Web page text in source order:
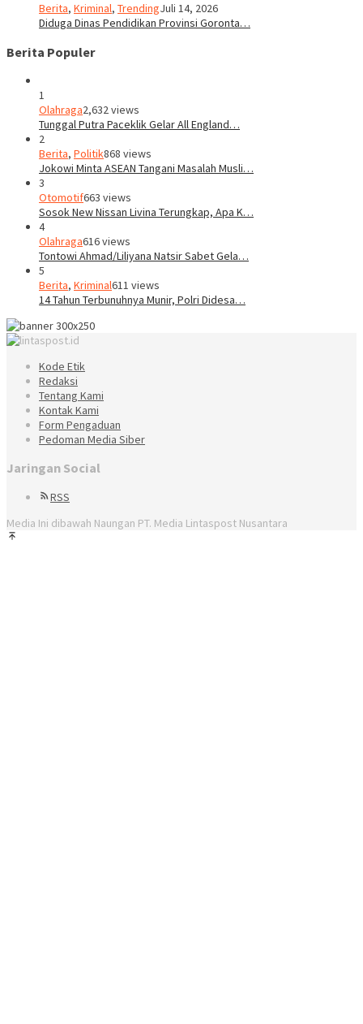
Berita, Kriminal, TrendingJuli 14, 2026
Diduga Dinas Pendidikan Provinsi Goronta…
Berita Populer
1
Olahraga2,632 views
Tunggal Putra Paceklik Gelar All England…
2
Berita, Politik868 views
Jokowi Minta ASEAN Tangani Masalah Musli…
3
Otomotif663 views
Sosok New Nissan Livina Terungkap, Apa K…
4
Olahraga616 views
Tontowi Ahmad/Liliyana Natsir Sabet Gela…
5
Berita, Kriminal611 views
14 Tahun Terbunuhnya Munir, Polri Didesa…
Kode Etik
Redaksi
Tentang Kami
Kontak Kami
Form Pengaduan
Pedoman Media Siber
Jaringan Social
RSS
Media Ini dibawah Naungan PT. Media Lintaspost Nusantara